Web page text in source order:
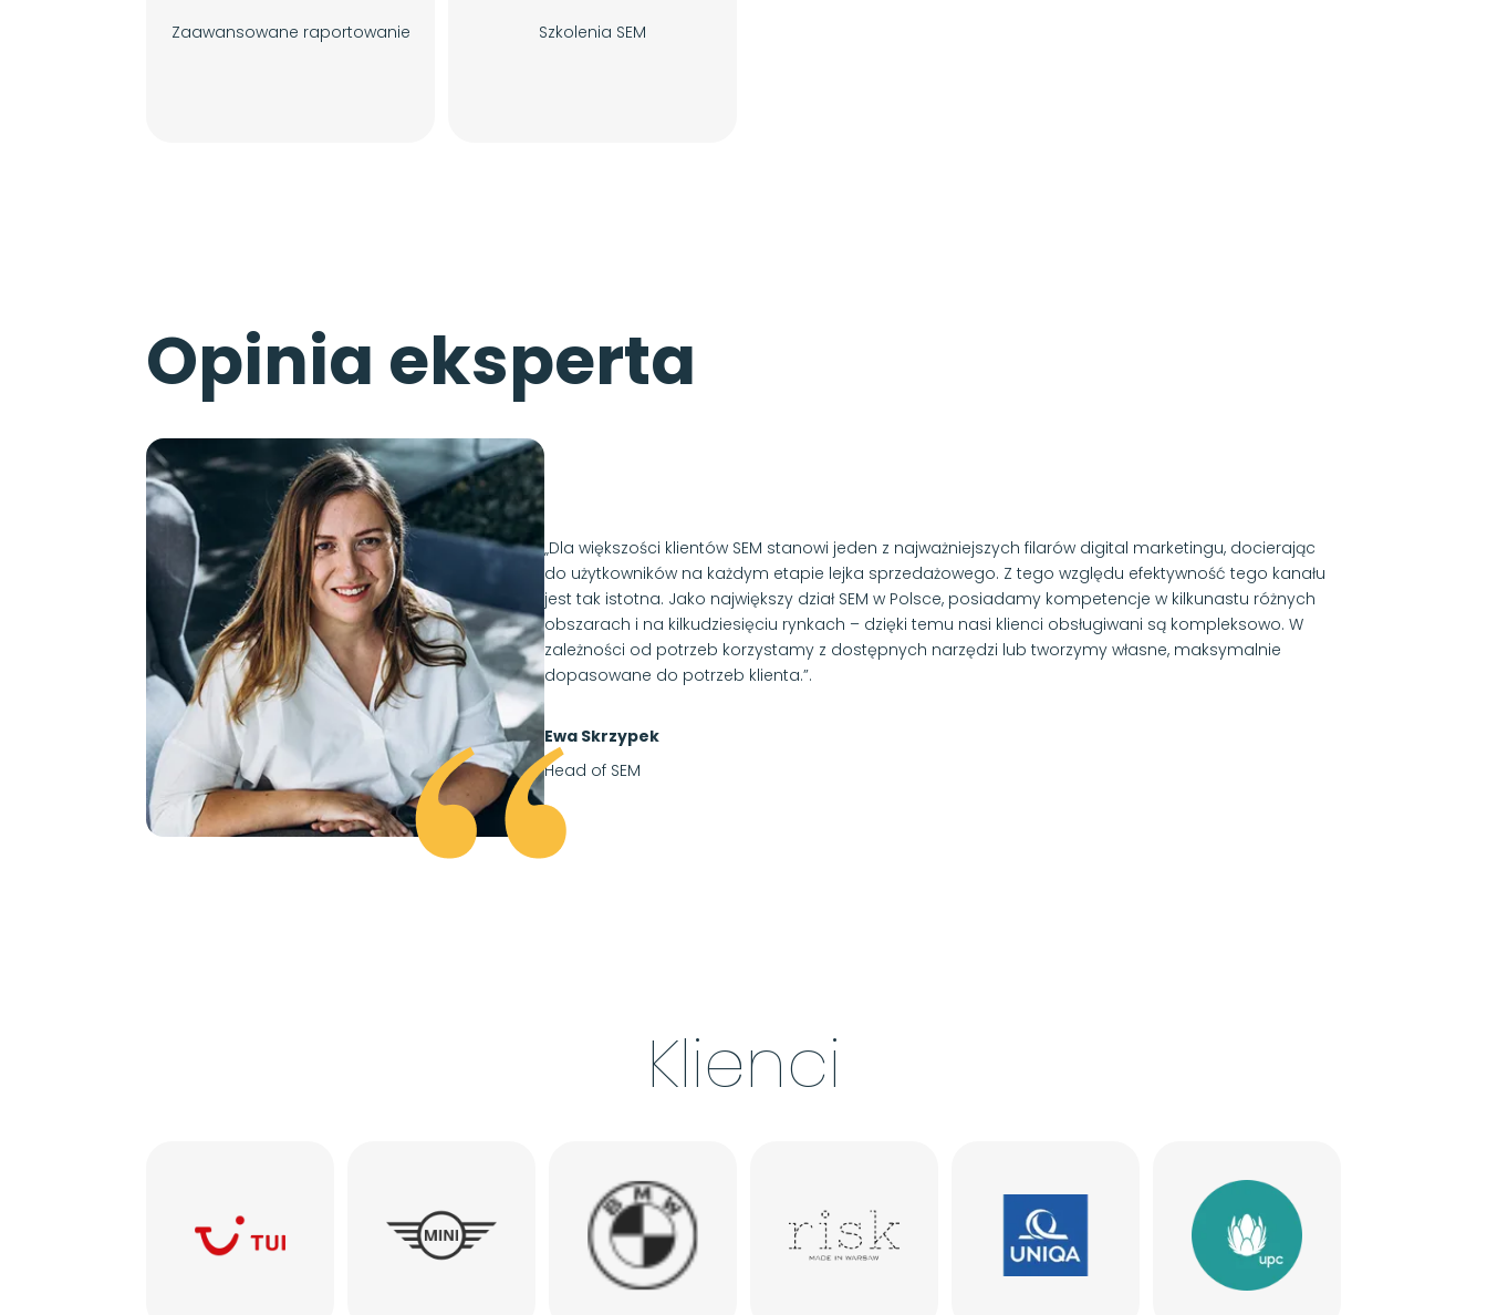
Zaawansowane raportowanie Szkolenia SEM
Opinia eksperta
„Dla większości klientów SEM stanowi jeden z najważniejszych filarów digital marketingu, docierając
do użytkowników na każdym etapie lejka sprzedażowego. Z tego względu efektywność tego kanału
jest tak istotna. Jako największy dział SEM w Polsce, posiadamy kompetencje w kilkunastu różnych
obszarach i na kilkudziesięciu rynkach – dzięki temu nasi klienci obsługiwani są kompleksowo. W
zależności od potrzeb korzystamy z dostępnych narzędzi lub tworzymy własne, maksymalnie
dopasowane do potrzeb klienta.”.
Ewa Skrzypek
Head of SEM
Klienci